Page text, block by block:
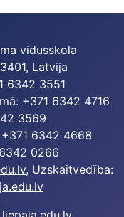
vidusskola
Latvija
6342 3551
+371 6342 4716
3569
6342 4668
0266
, Uzskaitvedība: